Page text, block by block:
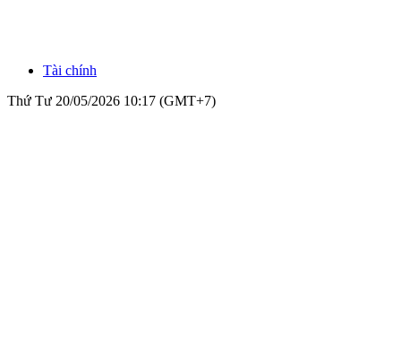
Tài chính
Thứ Tư 20/05/2026 10:17 (GMT+7)